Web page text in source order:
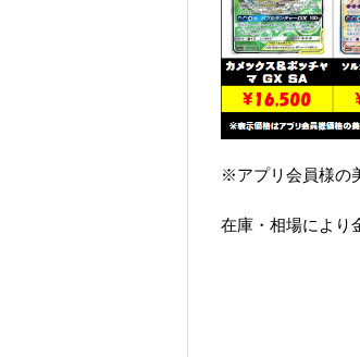
※アプリ会員様の
在庫・相場により